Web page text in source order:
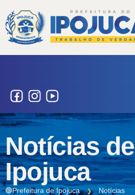
Notícias de
Ipojuca
🔵Prefeitura de Ipojuca Notícias